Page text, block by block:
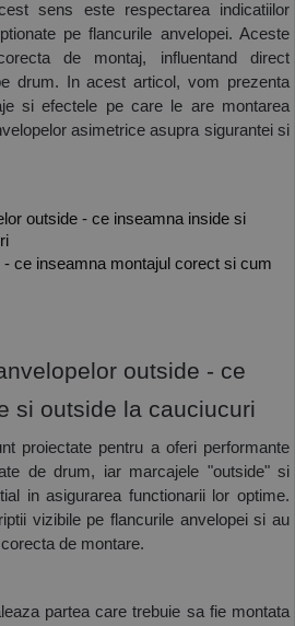
sens este respectarea indicatiilor
pe flancurile anvelopei. Aceste
de montaj, influentand direct
drum. In acest articol, vom prezenta
si efectele pe care le are montarea
asimetrice asupra sigurantei si
outside - ce inseamna inside si
ce inseamna montajul corect si cum
outside - ce
si outside la cauciucuri
proiectate pentru a oferi performante
de drum, iar marcajele "outside" si
in asigurarea functionarii lor optime.
vizibile pe flancurile anvelopei si au
de montare.
partea care trebuie sa fie montata